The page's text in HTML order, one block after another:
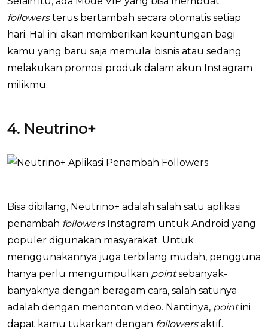
followersterus bertambah secara otomatis setiap
hari. Hal ini akan memberikan keuntungan bagi
kamu yang baru saja memulai bisnis atau sedang
melakukan promosi produk dalam akun Instagram
milikmu.
4. Neutrino+
Bisa dibilang, Neutrino+ adalah salah satu aplikasi
penambah followers Instagram untuk Android yang
populer digunakan masyarakat. Untuk
menggunakannya juga terbilang mudah, pengguna
hanya perlu mengumpulkan pointsebanyak-
banyaknya dengan beragam cara, salah satunya
adalah dengan menonton video. Nantinya, pointini
dapat kamu tukarkan dengan followersaktif.